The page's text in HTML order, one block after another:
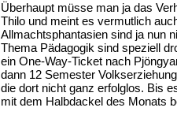
Überhaupt müsse man ja das
Thilo und meint es vermutlich
Allmachtsphantasien sind ja nun
Thema Pädagogik sind speziell
ein One-Way-Ticket nach
dann 12 Semester
die dort nicht ganz erfolglos. Bis
mit dem Halbdackel des Monats